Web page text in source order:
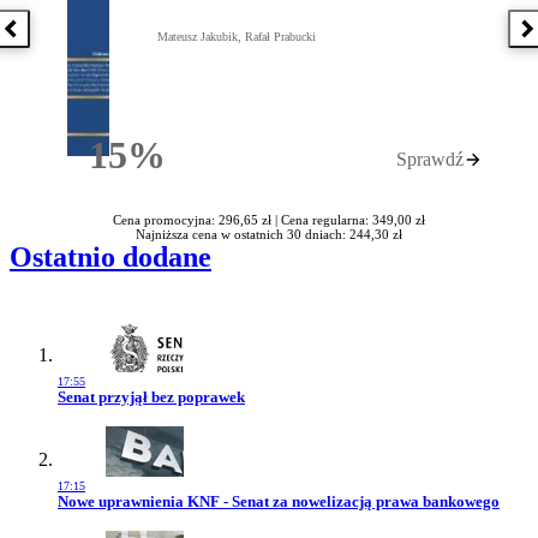
Poprzednia książka
15%Rabatu
Mateusz Jakubik, Rafał Prabucki
Sprawdź
Cena promocyjna: 296,65 zł | Cena regularna: 349,00 zł
Najniższa cena w ostatnich 30 dniach: 244,30 zł
Ostatnio dodane
17:55
Przejdź do artykułu:
Senat przyjął bez poprawek
17:15
Przejdź do artykułu:
Nowe uprawnienia KNF - Senat za nowelizacją prawa bankowego